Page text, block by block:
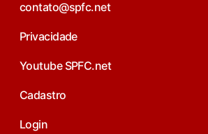
contato@spfc.net
Privacidade
Youtube SPFC.net
Cadastro
Login